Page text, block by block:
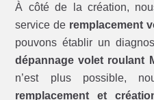
À côté de la création,
service de remplacement
pouvons établir un
dépannage volet roulant
n’est plus possible,
remplacement et